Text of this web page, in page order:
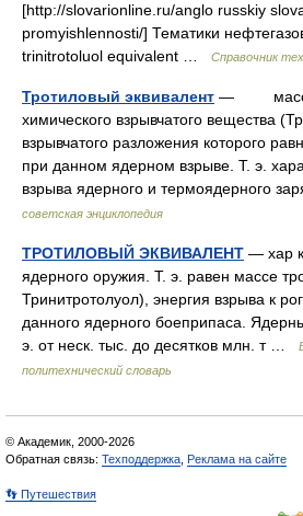
[http://slovarionline.ru/anglo russkiy
promyishlennosti/] Тематики
trinitrotoluol equivalent …
Справочник
Тротиловый эквивалент — масса
химического взрывчатого вещества
взрывчатого разложения которого
при данном ядерном взрыве. Т. э.
взрыва ядерного и термоядерного
советская энциклопедия
ТРОТИЛОВЫЙ ЭКВИВАЛЕНТ — хар
ядерного оружия. Т. э. равен массе
Тринитротолуол), энергия взрыва к
данного ядерного боеприпаса.
э. от неск. тыс. до десятков млн. т …
политехнический словарь
© Академик, 2000-2026
Обратная связь: Техподдержка Реклама на сайте
👣 Путешествия